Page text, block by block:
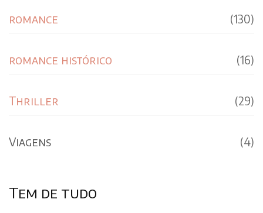
romance (130)
romance histórico (16)
Thriller (29)
Viagens (4)
Tem de tudo